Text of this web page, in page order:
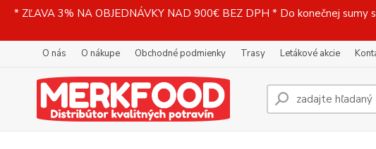
* ZĽAVA 3% NA OBJEDNÁVKY NAD 900€ BEZ DPH * Do konečnej
O nás O nákupe Obchodné podmienky Trasy Letákové akcie